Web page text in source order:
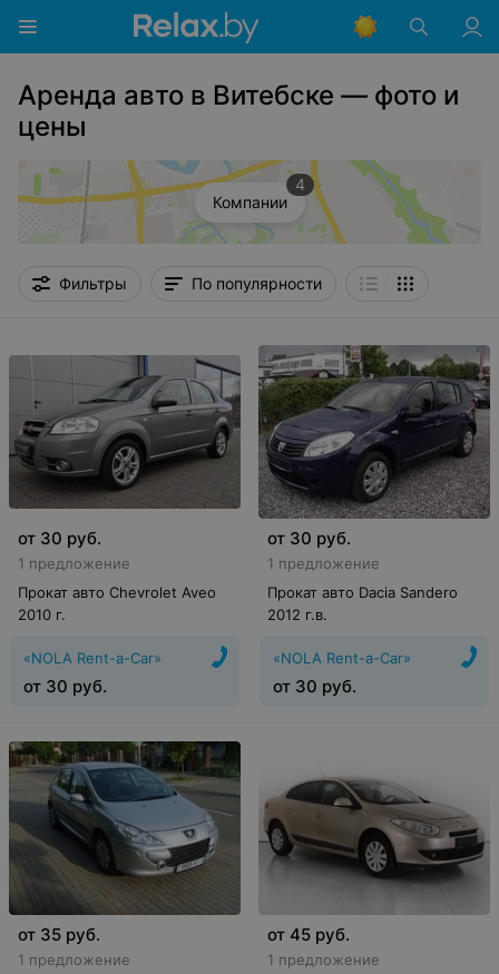
Аренда авто в Витебске — фото и
цены
Компании
4
Фильтры По популярности
от 30 руб.
1 предложение
Прокат авто Chevrolet Aveo
2010 г.
«NOLA Rent-a-Car»
от 30 руб.
от 30 руб.
1 предложение
Прокат авто Dacia Sandero
2012 г.в.
«NOLA Rent-a-Car»
от 30 руб.
от 35 руб.
1 предложение
от 45 руб.
1 предложение